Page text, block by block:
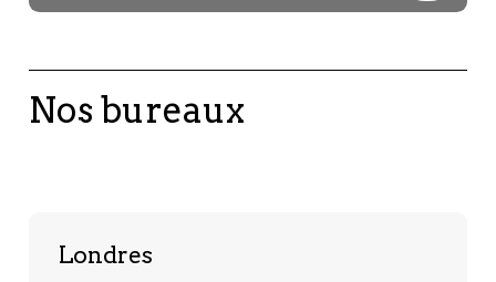
Nos bureaux
Londres